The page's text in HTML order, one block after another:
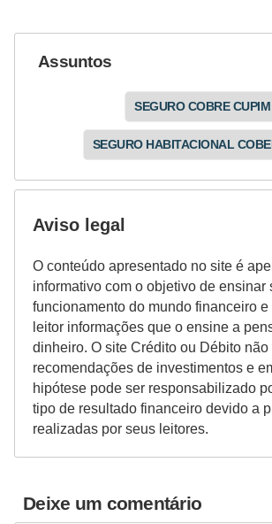
Assuntos
SEGURO COBRE CUPIM
SEGURO HABITACIONAL
Aviso legal
O conteúdo apresentado no site é
informativo com o objetivo de ensinar
funcionamento do mundo financeiro
leitor informações que o ensine a
dinheiro. O site Crédito ou Débito não
recomendações de investimentos e
hipótese pode ser responsabilizado
tipo de resultado financeiro devido a
realizadas por seus leitores.
Deixe um comentário